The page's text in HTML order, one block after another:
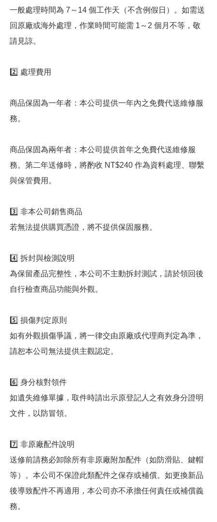
一般處理時間為 7～14 個工作天（不含例假日）。如需送
回原廠或海外處理，作業時間可能需 1～2 個月不等，敬
請見諒。
2️⃣ 處理費用
商品保固為一年者：本公司提供一年內之免費代送維修服
務。
商品保固為兩年者：本公司提供首年之免費代送維修服
務。第二年送修時，將酌收 NT$240 作為資料處理、聯繫
與保管費用。
3️⃣ 非本公司銷售商品
若無法提供購買憑證，將不提供保固服務。
4️⃣ 拆封與檢測說明
為保留產品完整性，本公司不主動拆封測試，請於領回後
自行檢查商品功能與外觀。
5️⃣ 損傷判定原則
如有外觀損傷爭議，將一律交由原廠或代理商判定為準，
請恕本公司無法提供主觀認定。
6️⃣ 身分核對領件
如遺失維修單據，取件時請出示原登記人之有效身分證明
文件，以防冒領。
7️⃣ 非原廠配件說明
送修前請務必卸除所有非原廠附加配件（如防滑貼、鍵帽
等）。本公司不保證此類配件之保存或補償。如更換新品
後導致配件不再適用，本公司亦不承擔任何責任或補償義
務。